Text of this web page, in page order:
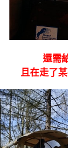
還需
且在走了